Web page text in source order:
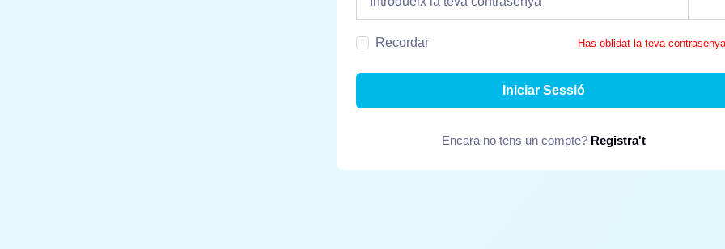
Recordar Has oblidat la teva
Iniciar Sessió
Encara no tens un compte? Registra't